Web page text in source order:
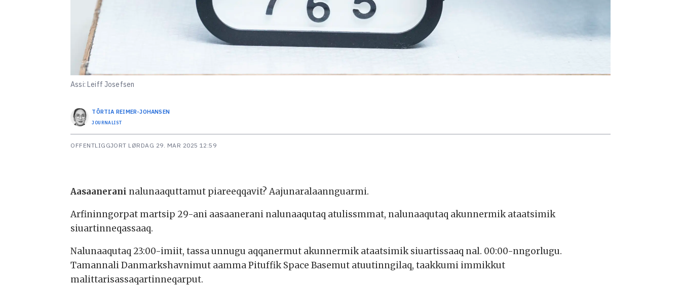
Assi: Leiff Josefsen
TÔRTIA REIMER-JOHANSEN
JOURNALIST
OFFENTLIGGJORT LØRDAG 29. MAR 2025 12:59
Aasaanerani nalunaaquttamut piareeqqavit? Aajunaralaannguarmi.
Arfininngorpat martsip 29-ani aasaanerani nalunaaqutaq atulissmmat, nalunaaqutaq akunnermik ataatsimik
siuartinneqassaaq.
Nalunaaqutaq 23:00-imiit, tassa unnugu aqqanermut akunnermik ataatsimik siuartissaaq nal. 00:00-nngorlugu.
Tamannali Danmarkshavnimut aamma Pituffik Space Basemut atuutinngilaq, taakkumi immikkut
malittarisassaqartinneqarput.